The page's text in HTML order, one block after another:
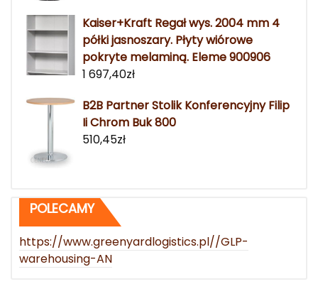
Kaiser+Kraft Regał wys. 2004 mm 4
półki jasnoszary. Płyty wiórowe
pokryte melaminą. Eleme 900906
1 697,40zł
B2B Partner Stolik Konferencyjny Filip
Ii Chrom Buk 800
510,45zł
POLECAMY
https://www.greenyardlogistics.pl//GLP-
warehousing-AN